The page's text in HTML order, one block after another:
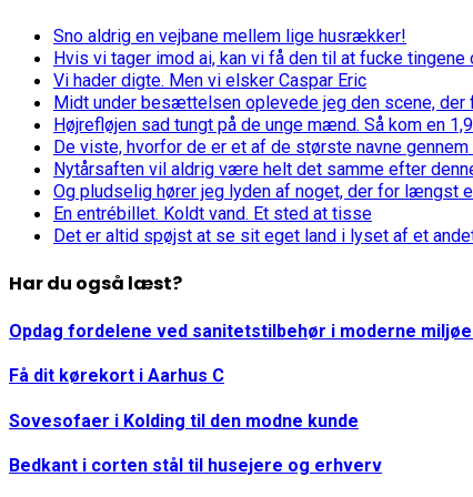
Sno aldrig en vejbane mellem lige husrækker!
Hvis vi tager imod ai, kan vi få den til at fucke tingene
Vi hader digte. Men vi elsker Caspar Eric
Midt under besættelsen oplevede jeg den scene, der
Højrefløjen sad tungt på de unge mænd. Så kom en
De viste, hvorfor de er et af de største navne gennem
Nytårsaften vil aldrig være helt det samme efter
Og pludselig hører jeg lyden af noget, der for længst
En entrébillet. Koldt vand. Et sted at tisse
Det er altid spøjst at se sit eget land i lyset af et
Har du også læst?
Opdag fordelene ved sanitetstilbehør i moderne
Få dit kørekort i Aarhus C
Sovesofaer i Kolding til den modne kunde
Bedkant i corten stål til husejere og erhverv